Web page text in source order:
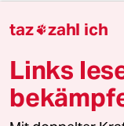
geringen
bleibt
Welche
Anlagen
Stunden
taz zahl ich
Links